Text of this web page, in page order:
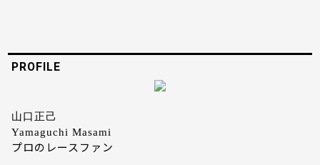
PROFILE
山口正己
Yamaguchi Masami
プロのレースファン